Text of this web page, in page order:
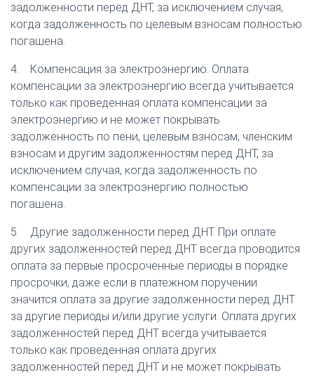
задолженности перед ДНТ, за исключением случая,
когда задолженность по целевым взносам полностью
погашена.
4. Компенсация за электроэнергию. Оплата
компенсации за электроэнергию всегда учитывается
только как проведенная оплата компенсации за
электроэнергию и не может покрывать
задолженность по пени, целевым взносам, членским
взносам и другим задолженностям перед ДНТ, за
исключением случая, когда задолженность по
компенсации за электроэнергию полностью
погашена.
5. Другие задолженности перед ДНТ. При оплате
других задолженностей перед ДНТ всегда проводится
оплата за первые просроченные периоды в порядке
просрочки, даже если в платежном поручении
значится оплата за другие задолженности перед ДНТ
за другие периоды и/или другие услуги. Оплата других
задолженностей перед ДНТ всегда учитывается
только как проведенная оплата других
задолженностей перед ДНТ и не может покрывать